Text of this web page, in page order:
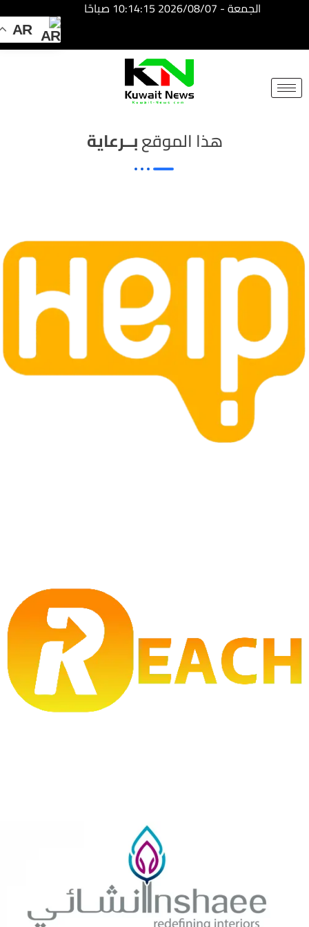
الجمعة - 2026/08/07 10:14:15 صباحًا
AR
NE
NEWS
ELEMENTOR
هذا الموقعبــرعاية